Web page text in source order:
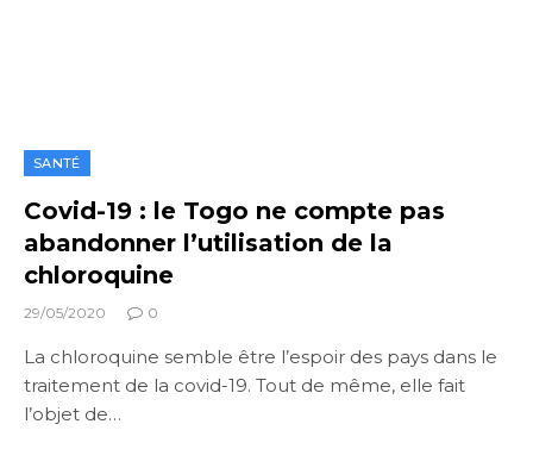
SANTÉ
Covid-19 : le Togo ne compte pas
abandonner l’utilisation de la
chloroquine
29/05/2020 0
La chloroquine semble être l’espoir des pays dans le
traitement de la covid-19. Tout de même, elle fait
l’objet de…